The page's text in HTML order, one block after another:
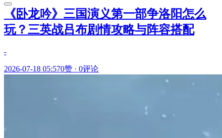
《卧龙吟》三国演义第一部争洛阳怎么
玩？三英战吕布剧情攻略与阵容搭配
-
2026-07-18 05:570赞 · 0评论